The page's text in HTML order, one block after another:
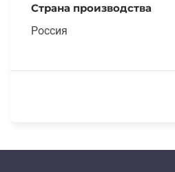
Страна производства
Россия